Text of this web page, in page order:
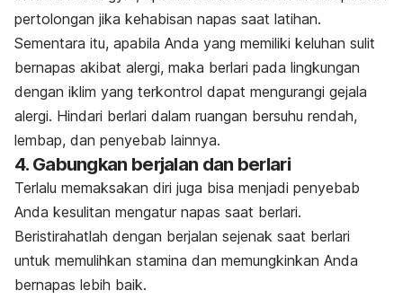
pertolongan jika kehabisan napas saat latihan.
Sementara itu, apabila Anda yang memiliki keluhan sulit
bernapas akibat alergi, maka berlari pada lingkungan
dengan iklim yang terkontrol dapat mengurangi gejala
alergi. Hindari berlari dalam ruangan bersuhu rendah,
lembap, dan penyebab lainnya.
4. Gabungkan berjalan dan berlari
Terlalu memaksakan diri juga bisa menjadi penyebab
Anda kesulitan mengatur napas saat berlari.
Beristirahatlah dengan berjalan sejenak saat berlari
untuk memulihkan stamina dan memungkinkan Anda
bernapas lebih baik.